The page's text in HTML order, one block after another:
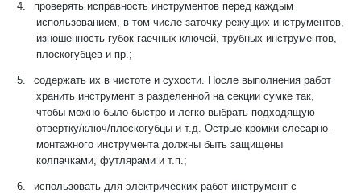
4.
проверять исправность инструментов перед каждым
использованием, в том числе заточку режущих инструментов,
изношенность губок гаечных ключей, трубных инструментов,
плоскогубцев и пр.;
5.
содержать их в чистоте и сухости. После выполнения работ
хранить инструмент в разделенной на секции сумке так,
чтобы можно было быстро и легко выбрать подходящую
отвертку/ключ/плоскогубцы и т.д. Острые кромки слесарно-
монтажного инструмента должны быть защищены
колпачками, футлярами и т.п.;
6.
использовать для электрических работ инструмент с